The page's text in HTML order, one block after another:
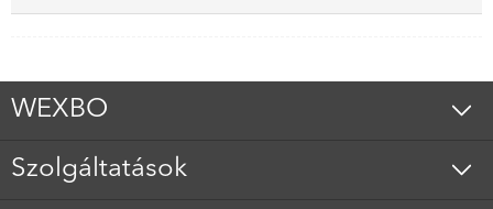
WEXBO
Szolgáltatások